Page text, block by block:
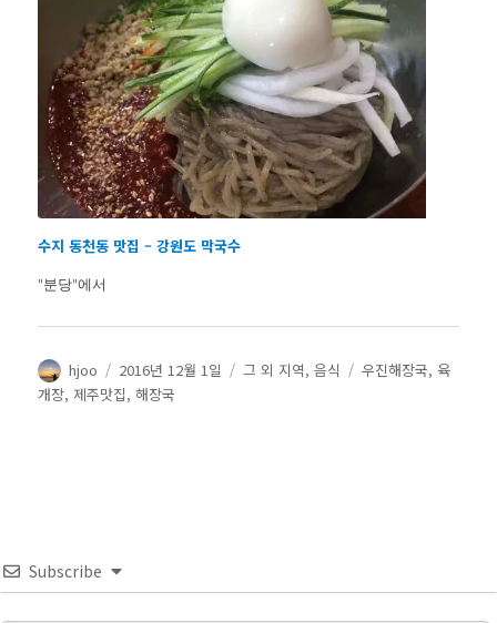
수지 동천동 맛집 – 강원도 막국수
"분당"에서
글
쓴
hjoo
작
성
2016년 12월 1일
카
그 외 지역,음식
태
우진해장국,육
개장,제주맛집,해장국
Subscribe